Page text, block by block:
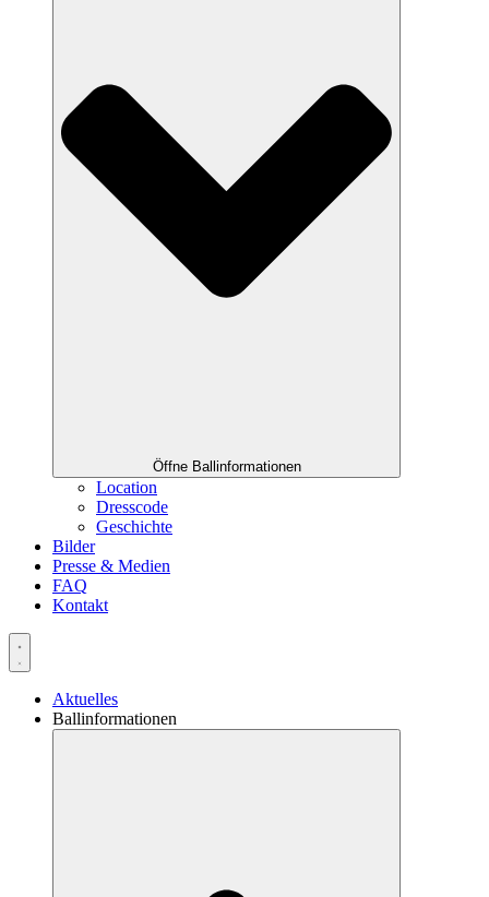
Öffne Ballinformationen
Location
Dresscode
Geschichte
Bilder
Presse & Medien
FAQ
Kontakt
Aktuelles
Ballinformationen